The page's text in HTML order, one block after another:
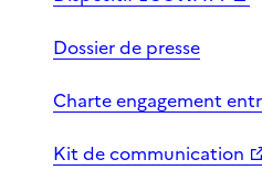
Dossier de presse
Charte engagement
Kit de communication